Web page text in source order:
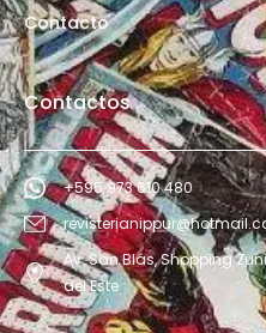
Contacto
Contactos
+595 973 610 480
Av. San Blás, Shopping
del Este